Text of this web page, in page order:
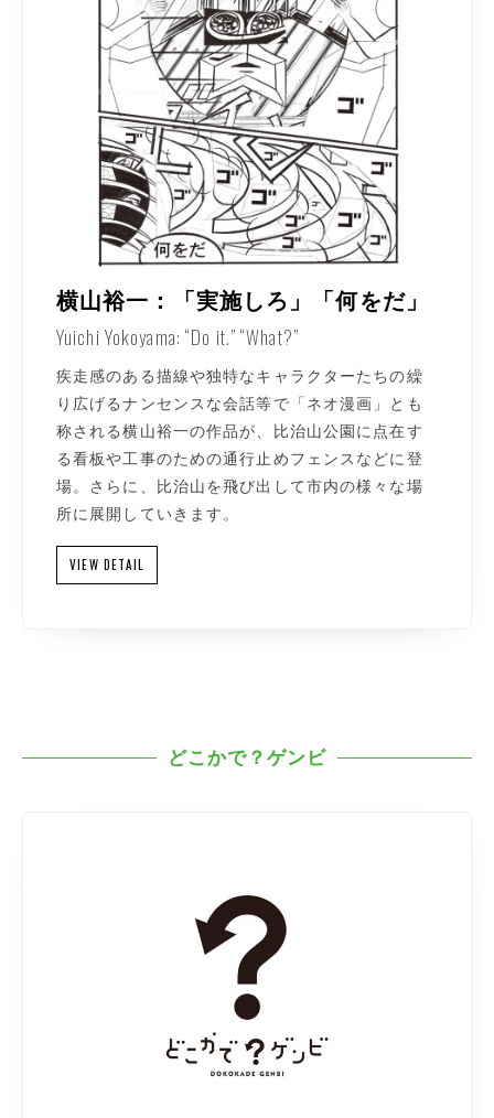
横山裕一：「実施しろ」「何をだ」
Yuichi Yokoyama: “Do it.” “What?”
疾走感のある描線や独特なキャラクターたちの繰
り広げるナンセンスな会話等で「ネオ漫画」とも
称される横山裕一の作品が、比治山公園に点在す
る看板や工事のための通行止めフェンスなどに登
場。さらに、比治山を飛び出して市内の様々な場
所に展開していきます。
VIEW DETAIL
どこかで？ゲンビ